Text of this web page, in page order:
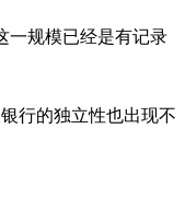
一规模已经是有记录
行的独立性也出现不